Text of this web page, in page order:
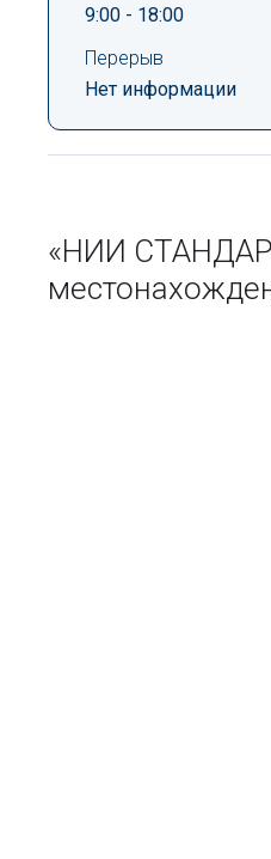
9:00 - 18:00
Перерыв
Нет информации
«НИИ